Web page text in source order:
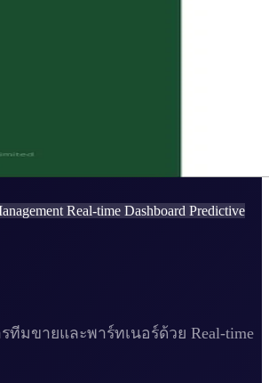
Real-time Dashboard Predictive
ทีมขายและพาร์ทเนอร์ด้วย Real-time